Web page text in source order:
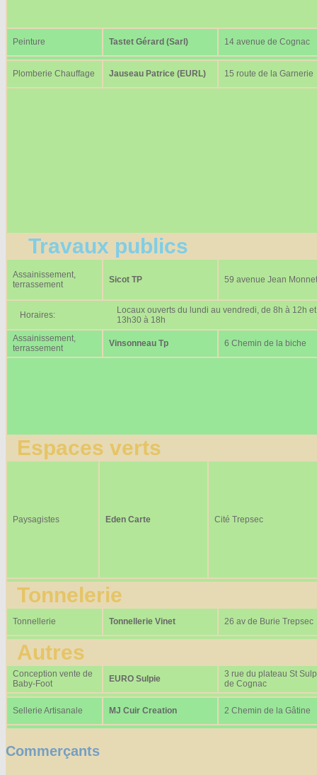
Peinture Tastet Gérard (Sarl) 14 avenue de Cognac
Plomberie Chauffage Jauseau Patrice (EURL) 15 route de la Garnerie
Travaux publics
Assainissement,
terrassement
Sicot TP 59 avenue Jean Monnet
Horaires:
Locaux ouverts du lundi au vendredi, de 8h à 12h
13h30 à 18h
Assainissement,
terrassement
Vinsonneau Tp 6 Chemin de la biche
Espaces verts
Paysagistes Eden Carte Cité Trepsec
Tonnelerie
Tonnellerie Tonnellerie Vinet 26 av de Burie Trepsec
Autres
Conception vente de
Baby-Foot
EURO Sulpie
3 rue du plateau St
de Cognac
Sellerie Artisanale MJ Cuir Creation 2 Chemin de la Gâtine
Commerçants